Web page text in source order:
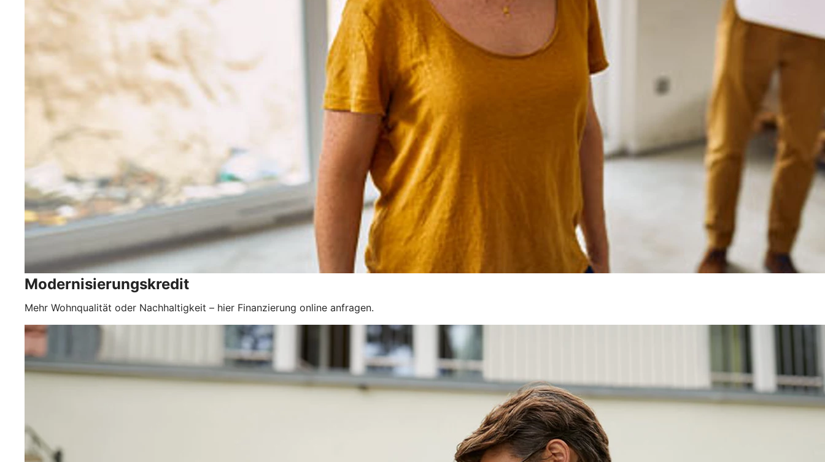
Modernisierungskredit
Mehr Wohnqualität oder Nachhaltigkeit – hier Finanzierung online anfragen.